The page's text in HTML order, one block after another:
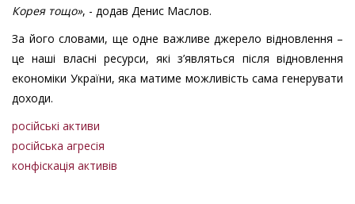
Корея тощо», - додав Денис Маслов.
За його словами, ще одне важливе джерело відновлення –
це наші власні ресурси, які з’являться після відновлення
економіки України, яка матиме можливість сама генерувати
доходи.
російські активи
російська агресія
конфіскація активів